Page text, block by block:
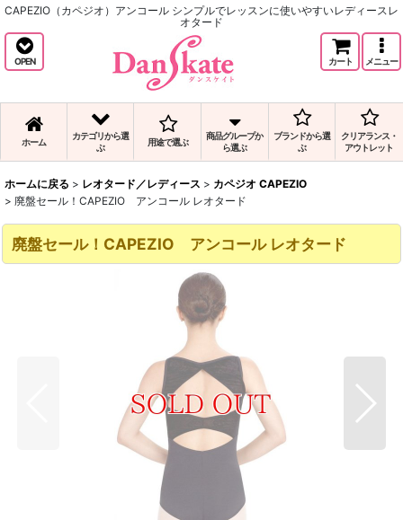
CAPEZIO（カペジオ）アンコール シンプルでレッスンに使いやすいレディースレ
オタード
OPEN カート メニュー
ホーム
カテゴリから選
ぶ
用途で選ぶ
商品グループか
ら選ぶ
ブランドから選
ぶ
クリアランス・
アウトレット
ホームに戻る > レオタード／レディース > カペジオ CAPEZIO
> 廃盤セール！CAPEZIO アンコール レオタード
廃盤セール！CAPEZIO アンコール レオタード